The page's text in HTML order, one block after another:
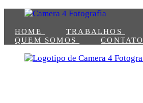
HOME TRABALHOS
QUEM SOMOS
CONTATO